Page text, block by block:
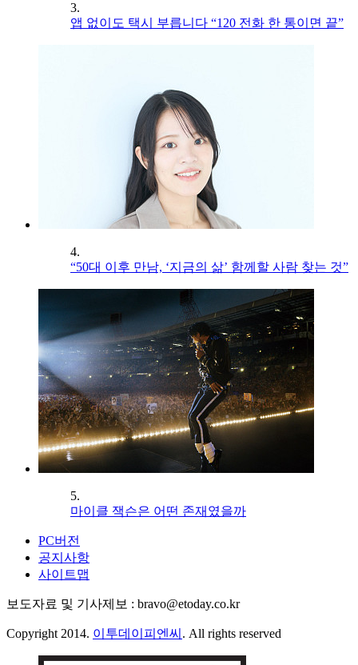
3.
앱 없이도 택시 부릅니다 “120 전화 한 통이면 끝”
4.
“50대 이후 만남, ‘지금의 삶’ 함께할 사람 찾는 것”
5.
마이클 잭슨은 어떤 존재였을까
PC버전
공지사항
사이트맵
보도자료 및 기사제보 : bravo@etoday.co.kr
Copyright 2014. 이투데이피엔씨 . All rights reserved